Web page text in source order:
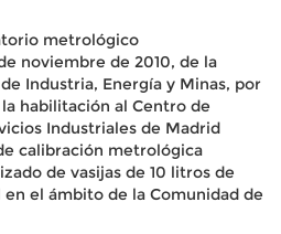
metrológico
noviembre de 2010, de la
Industria, Energía y Minas, por
habilitación al Centro de
Industriales de Madrid
calibración metrológica
de vasijas de 10 litros de
el ámbito de la Comunidad de